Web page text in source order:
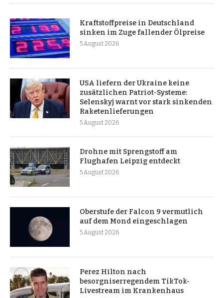
Kraftstoffpreise in Deutschland
sinken im Zuge fallender Ölpreise
5 August 2026
USA liefern der Ukraine keine
zusätzlichen Patriot-Systeme:
Selenskyj warnt vor stark sinkenden
Raketenlieferungen
5 August 2026
Drohne mit Sprengstoff am
Flughafen Leipzig entdeckt
5 August 2026
Oberstufe der Falcon 9 vermutlich
auf dem Mond eingeschlagen
5 August 2026
Perez Hilton nach
besorgniserregendem TikTok-
Livestream im Krankenhaus